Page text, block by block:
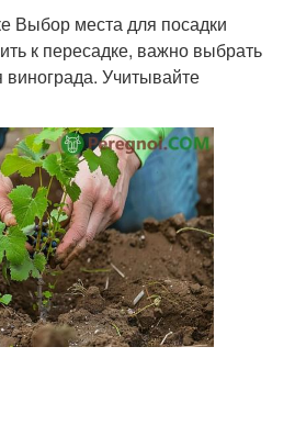
Выбор места для посадки
к пересадке, важно выбрать
Учитывайте